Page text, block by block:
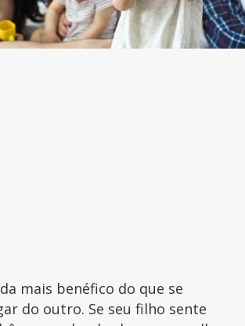
mais benéfico do que se
do outro. Se seu filho sente